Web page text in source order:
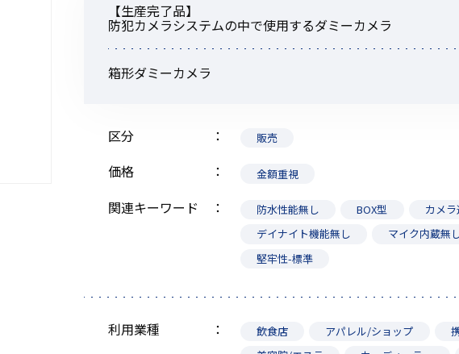
その他アクセサリー
DCDC
初めてご利用の方
業界使用例から探
【生産完了品】
防犯カメラシステムの中で使用するダミーカメラ
箱形ダミーカメラ
区分 販売
価格 金額重視
関連キーワード 防水性能無し BOX型
カメ
デイナイト機能無し
マイク内蔵無
堅牢性-標準
利用業種 飲食店 アパレル/ショップ